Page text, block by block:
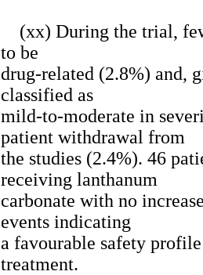
(xx) During the trial,
to be
drug-related (2.8%) and,
classified as
mild-to-moderate in
patient withdrawal from
the studies (2.4%). 46
receiving lanthanum
carbonate with no
events indicating
a favourable safety
treatment.